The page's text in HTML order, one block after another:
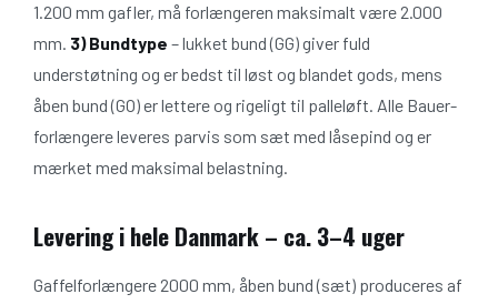
1.200 mm gafler, må forlængeren maksimalt være 2.000
mm. 3) Bundtype – lukket bund (GG) giver fuld
understøtning og er bedst til løst og blandet gods, mens
åben bund (GO) er lettere og rigeligt til palleløft. Alle Bauer-
forlængere leveres parvis som sæt med låsepind og er
mærket med maksimal belastning.
Levering i hele Danmark – ca. 3–4 uger
Gaffelforlængere 2000 mm, åben bund (sæt) produceres af